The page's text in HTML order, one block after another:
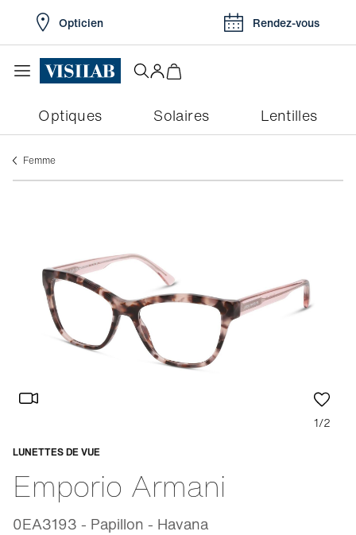
Opticien Rendez-vous
Optiques Solaires Lentilles
Femme
1/2
LUNETTES DE VUE
Emporio Armani
0EA3193 - Papillon - Havana
Adaptable